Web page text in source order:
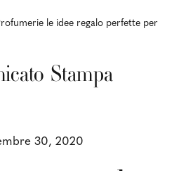
le idee regalo perfette per
Stampa
30, 2020